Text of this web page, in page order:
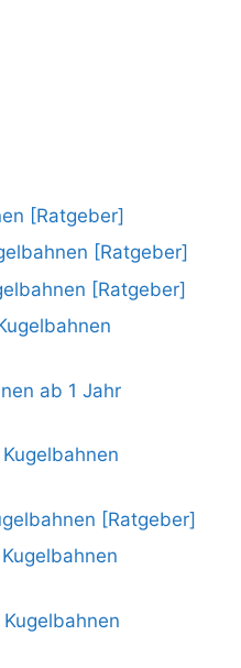
[Ratgeber]
[Ratgeber]
[Ratgeber]
ab 1 Jahr
[Ratgeber]